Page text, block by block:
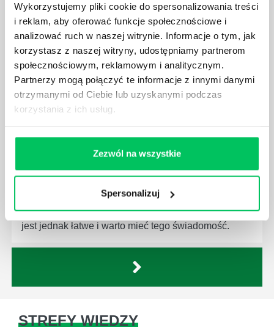
Wykorzystujemy pliki cookie do spersonalizowania treści
i reklam, aby oferować funkcje społecznościowe i
analizować ruch w naszej witrynie. Informacje o tym, jak
korzystasz z naszej witryny, udostępniamy partnerom
społecznościowym, reklamowym i analitycznym.
Partnerzy mogą połączyć te informacje z innymi danymi
otrzymanymi od Ciebie lub uzyskanymi podczas
korzystania z ich usług.
Zezwól na wszystkie
Spersonalizuj
KOMPETENCJE MENEDŻERSKIE?
Menedżer to niezwykle ważne stanowisko w każdej
firmie. Osoba je pełniąca jest w pełni odpowiedzialna
za realizację działań podległych mu osób oraz
działu.
JAKĄ METODĘ ZARZĄDZANIA POWINIEN ZNAĆ
się niezwykle przydatne. Zarządzanie zasobami
ludzkimi oraz poszczególnymi etapami projektu nie
jest jednak łatwe i warto mieć tego świadomość.
STREFY WIEDZY